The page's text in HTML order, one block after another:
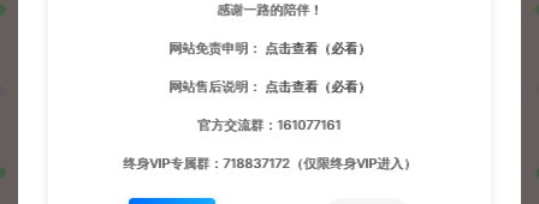
感谢一路的陪伴！
网站免责申明： 点击查看（必看）
网站售后说明： 点击查看（必看）
官方交流群：161077161
终身VIP专属群：718837172（仅限终身VIP进入）